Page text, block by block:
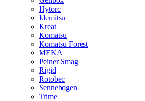
Hytorc
Idemitsu
Kreat
Komatsu
Komatsu Forest
MEKA
Peiner Smag
Rigid
Rotobec
Sennebogen
Trime